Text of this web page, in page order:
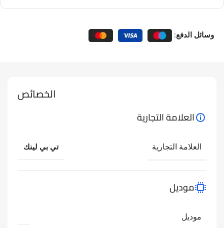
وسائل الدفع:
الخصائص
العلامة التجارية
العلامة التجارية تي بي لينك
موديل
موديل